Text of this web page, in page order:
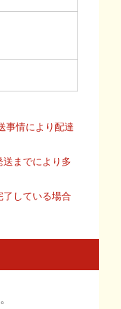
事情により配達
までにより多
している場合